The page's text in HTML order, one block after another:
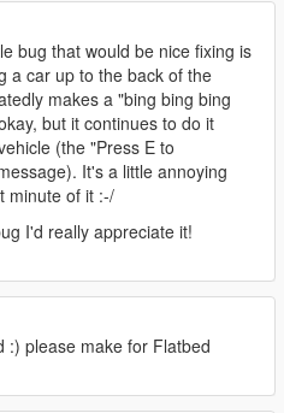
bug that would be nice fixing is
a car up to the back of the
makes a "bing bing bing
but it continues to do it
(the "Press E to
It's a little annoying
minute of it :-/
I'd really appreciate it!
:) please make for Flatbed